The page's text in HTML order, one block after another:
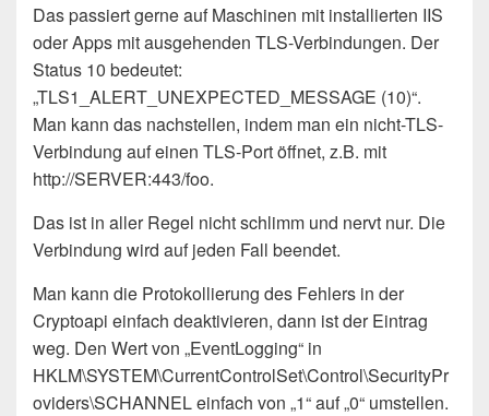
Das passiert gerne auf Maschinen mit installierten IIS
oder Apps mit ausgehenden TLS-Verbindungen. Der
Status 10 bedeutet:
„TLS1_ALERT_UNEXPECTED_MESSAGE (10)“.
Man kann das nachstellen, indem man ein nicht-TLS-
Verbindung auf einen TLS-Port öffnet, z.B. mit
http://SERVER:443/foo.
Das ist in aller Regel nicht schlimm und nervt nur. Die
Verbindung wird auf jeden Fall beendet.
Man kann die Protokollierung des Fehlers in der
Cryptoapi einfach deaktivieren, dann ist der Eintrag
weg. Den Wert von „EventLogging“ in
HKLM\SYSTEM\CurrentControlSet\Control\SecurityPr
oviders\SCHANNEL einfach von „1“ auf „0“ umstellen.